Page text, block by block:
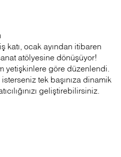
katı, ocak ayından itibaren
atölyesine dönüşüyor!
yetişkinlere göre düzenlendi.
tek başınıza dinamik
geliştirebilirsiniz.